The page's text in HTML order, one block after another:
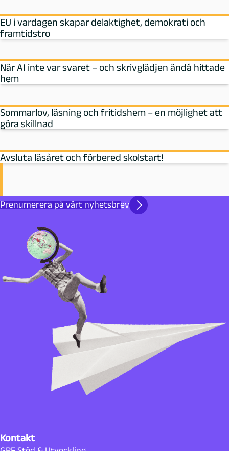
EU i vardagen skapar delaktighet, demokrati och
framtidstro
När AI inte var svaret – och skrivglädjen ändå hittade
hem
Sommarlov, läsning och fritidshem – en möjlighet att
göra skillnad
Avsluta läsåret och förbered skolstart!
Prenumerera på vårt nyhetsbrev
Kontakt